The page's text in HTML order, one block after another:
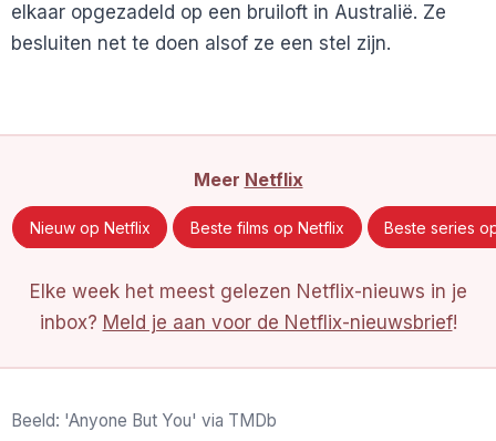
elkaar opgezadeld op een bruiloft in Australië. Ze
besluiten net te doen alsof ze een stel zijn.
Meer Netflix
Nieuw op Netflix Beste films op Netflix Beste series
Elke week het meest gelezen Netflix-nieuws in je
inbox? Meld je aan voor de Netflix-nieuwsbrief!
Beeld: 'Anyone But You' via TMDb